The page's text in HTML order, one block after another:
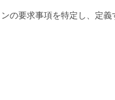
の要求事項を特定し、定